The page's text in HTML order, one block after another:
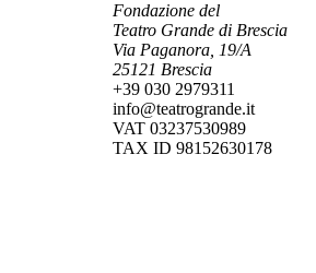
Fondazione del
Teatro Grande di Brescia
Via Paganora, 19/A
25121 Brescia
+39 030 2979311
info@teatrogrande.it
VAT 03237530989
TAX ID 98152630178